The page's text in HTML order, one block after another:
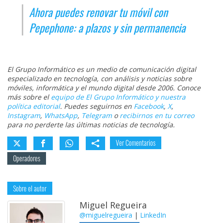
Ahora puedes renovar tu móvil con
Pepephone: a plazos y sin permanencia
El Grupo Informático es un medio de comunicación digital
especializado en tecnología, con análisis y noticias sobre
móviles, informática y el mundo digital desde 2006. Conoce
más sobre el equipo de El Grupo Informático y nuestra
política editorial. Puedes seguirnos en Facebook, X,
Instagram, WhatsApp, Telegramo recibirnos en tu correo
para no perderte las últimas noticias de tecnología.
Ver Comentarios
Operadores
Sobre el autor
Miguel Regueira
@miguelregueira | LinkedIn